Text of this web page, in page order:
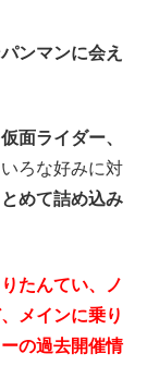
ンマンに会え
仮面ライダー、
ろな好みに対
めて詰め込み
たんてい、ノ
メインに乗り
の過去開催情